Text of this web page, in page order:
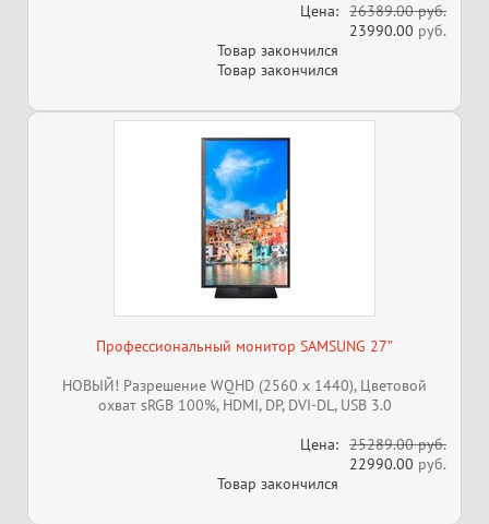
Цена: 26389.00 руб.
23990.00 руб.
Товар закончился
Товар закончился
Профессиональный монитор SAMSUNG 27”
НОВЫЙ! Разрешение WQHD (2560 x 1440), Цветовой
охват sRGB 100%, HDMI, DP, DVI-DL, USB 3.0
Цена: 25289.00 руб.
22990.00 руб.
Товар закончился